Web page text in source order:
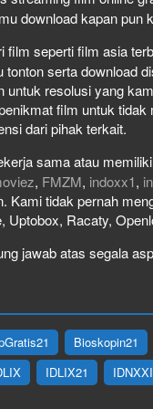
download kapan pun
film seperti film asia
serta download
resolusi yang
film untuk
dari pihak terkait.
sama atau
, FMZM, indoxx1,
Kami tidak pernah
Racaty,
jawab atas segala
Bioskopin21
IDLIX21 IDNXXI